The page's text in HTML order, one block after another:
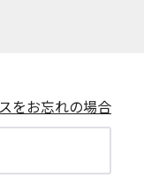
をお忘れの場合